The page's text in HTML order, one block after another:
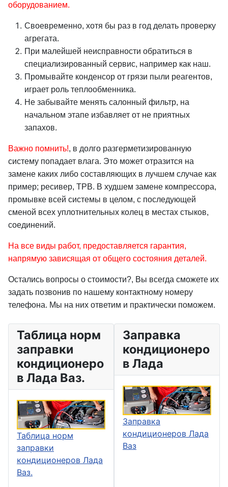
оборудованием.
Своевременно, хотя бы раз в год делать проверку
агрегата.
При малейшей неисправности обратиться в
специализированный сервис, например как наш.
Промывайте конденсор от грязи пыли реагентов,
играет роль теплообменника.
Не забывайте менять салонный фильтр, на
начальном этапе избавляет от не приятных
запахов.
Важно помнить!, в долго разгерметизированную
систему попадает влага. Это может отразится на
замене каких либо составляющих в лучшем случае как
пример; ресивер, ТРВ. В худшем замене компрессора,
промывке всей системы в целом, с последующей
сменой всех уплотнительных колец в местах стыков,
соединений.
На все виды работ, предоставляется гарантия,
напрямую зависящая от общего состояния деталей.
Остались вопросы о стоимости?, Вы всегда сможете их
задать позвонив по нашему контактному номеру
телефона. Мы на них ответим и практически поможем.
Таблица норм
заправки
кондиционеро
в Лада Ваз.
Таблица норм
заправки
кондиционеров Лада
Ваз.
Заправка
кондиционеро
в Лада
Заправка
кондиционеров Лада
Ваз